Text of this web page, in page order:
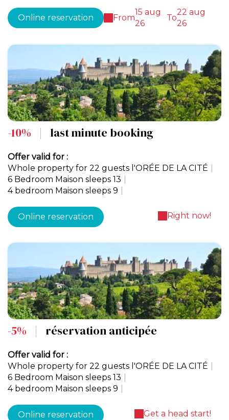
Online reservation From
15 aug
26
To
22 aug
26
-10% | last minute booking
Offer valid for :
Whole property for 22 guests l'ORÉE DE LA CITÉ
6 Bedroom Maison sleeps 13
4 bedroom Maison sleeps 9
Online reservation Right now!
-5% | réservation anticipée
Offer valid for :
Whole property for 22 guests l'ORÉE DE LA CITÉ
6 Bedroom Maison sleeps 13
4 bedroom Maison sleeps 9
Online reservation Get a head start!